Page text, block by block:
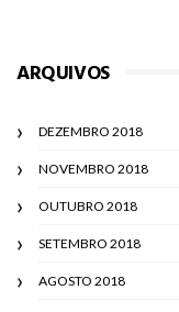
ARQUIVOS
DEZEMBRO 2018
NOVEMBRO 2018
OUTUBRO 2018
SETEMBRO 2018
AGOSTO 2018